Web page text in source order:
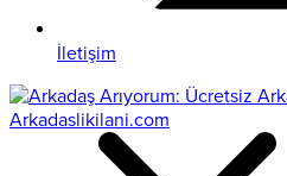
İletişim